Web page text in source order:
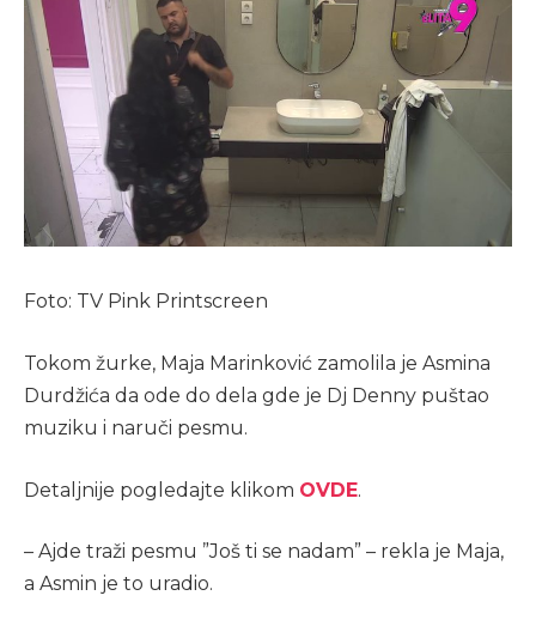
Foto: TV Pink Printscreen
Tokom žurke, Maja Marinković zamolila je Asmina
Durdžića da ode do dela gde je Dj Denny puštao
muziku i naruči pesmu.
Detaljnije pogledajte klikom OVDE.
– Ajde traži pesmu ”Još ti se nadam” – rekla je Maja,
a Asmin je to uradio.